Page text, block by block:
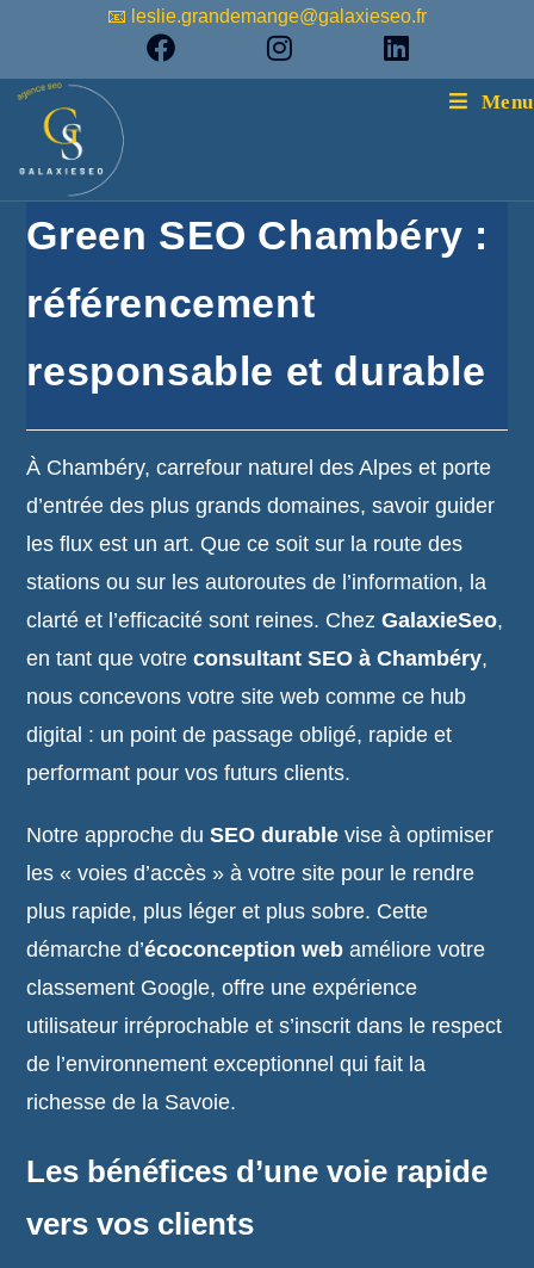
📧 leslie.grandemange@galaxieseo.fr
Menu
Green SEO Chambéry :
référencement
responsable et durable
À Chambéry, carrefour naturel des Alpes et porte
d’entrée des plus grands domaines, savoir guider
les flux est un art. Que ce soit sur la route des
stations ou sur les autoroutes de l’information, la
clarté et l’efficacité sont reines. ChezGalaxieSeo,
en tant que votreconsultant SEO à Chambéry,
nous concevons votre site web comme ce hub
digital : un point de passage obligé, rapide et
performant pour vos futurs clients.
Notre approche duSEO durable vise à optimiser
les « voies d’accès » à votre site pour le rendre
plus rapide, plus léger et plus sobre. Cette
démarche d’écoconception web améliore votre
classement Google, offre une expérience
utilisateur irréprochable et s’inscrit dans le respect
de l’environnement exceptionnel qui fait la
richesse de la Savoie.
Les bénéfices d’une voie rapide
vers vos clients